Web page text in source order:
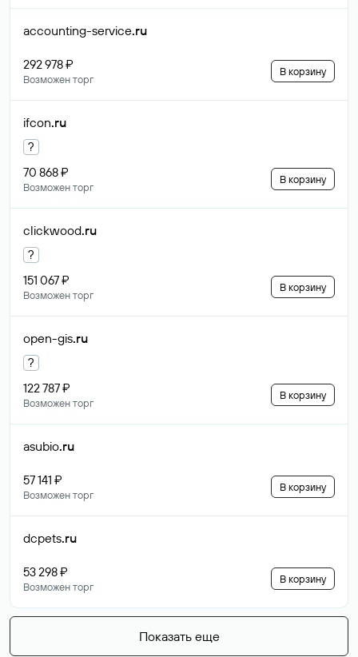
accounting-service.ru
292 978 ₽
Возможен торг
В корзину
ifcon.ru
?
70 868 ₽
Возможен торг
В корзину
clickwood.ru
?
151 067 ₽
Возможен торг
В корзину
open-gis.ru
?
122 787 ₽
Возможен торг
В корзину
asubio.ru
57 141 ₽
Возможен торг
В корзину
dcpets.ru
53 298 ₽
Возможен торг
В корзину
Показать еще